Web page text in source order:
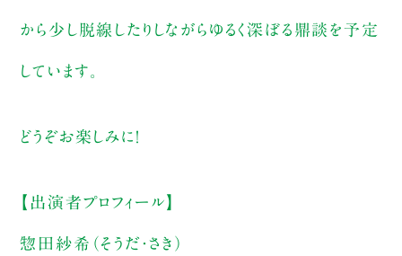
から少し脱線したりしながらゆるく深ぼる鼎談を予定
しています。
どうぞお楽しみに！
【出演者プロフィール】
惣田紗希（そうだ・さき）